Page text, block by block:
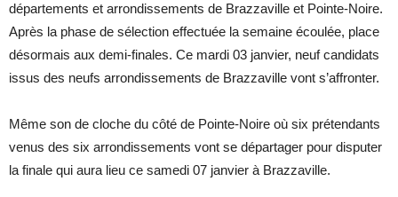
départements et arrondissements de Brazzaville et Pointe-Noire.
Après la phase de sélection effectuée la semaine écoulée, place
désormais aux demi-finales. Ce mardi 03 janvier, neuf candidats
issus des neufs arrondissements de Brazzaville vont s’affronter.
Même son de cloche du côté de Pointe-Noire où six prétendants
venus des six arrondissements vont se départager pour disputer
la finale qui aura lieu ce samedi 07 janvier à Brazzaville.